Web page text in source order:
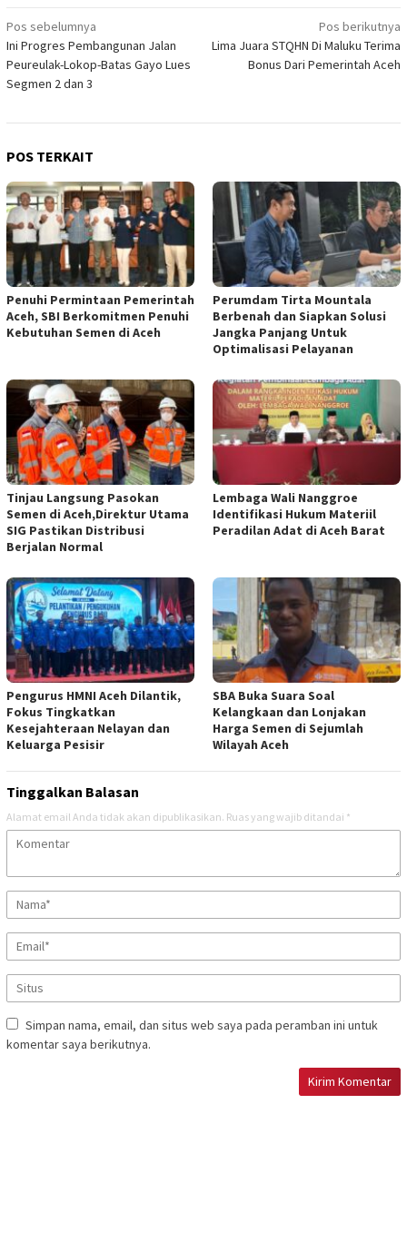
Navigasi
pos
Pos sebelumnya
Ini Progres Pembangunan Jalan
Peureulak-Lokop-Batas Gayo Lues
Segmen 2 dan 3
Pos berikutnya
Lima Juara STQHN Di Maluku Terima
Bonus Dari Pemerintah Aceh
POS TERKAIT
Penuhi Permintaan Pemerintah
Aceh, SBI Berkomitmen Penuhi
Kebutuhan Semen di Aceh
Perumdam Tirta Mountala
Berbenah dan Siapkan Solusi
Jangka Panjang Untuk
Optimalisasi Pelayanan
Tinjau Langsung Pasokan
Semen di Aceh,Direktur Utama
SIG Pastikan Distribusi
Berjalan Normal
Lembaga Wali Nanggroe
Identifikasi Hukum Materiil
Peradilan Adat di Aceh Barat
Pengurus HMNI Aceh Dilantik,
Fokus Tingkatkan
Kesejahteraan Nelayan dan
Keluarga Pesisir
SBA Buka Suara Soal
Kelangkaan dan Lonjakan
Harga Semen di Sejumlah
Wilayah Aceh
Tinggalkan Balasan
Alamat email Anda tidak akan dipublikasikan. Ruas yang wajib ditandai *
Simpan nama, email, dan situs web saya pada peramban ini untuk
komentar saya berikutnya.